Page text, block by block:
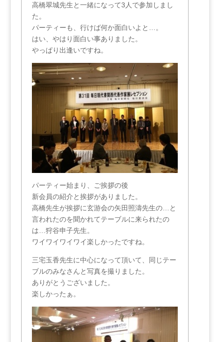
高橋翠城先生と一緒になって3人で参加しまし
た。
パーティーも、行けば何か面白いよと…。
はい、やはり面白い事ありました。
やっぱり出逢いですね。
パーティー始まり、ご挨拶の後
新会員の紹介と挨拶がありました。
高橋先生が挨拶に玄游会の矢田照濤先生の…と
言われたのを聞かれてテーブルに来られたの
は…狩谷申子先生。
ワイワイワイワイ楽しかったですね。
三宅玉香先生に中心になって頂いて、同じテー
ブルのみなさんと写真を撮りました。
ありがとうございました。
楽しかったぁ。